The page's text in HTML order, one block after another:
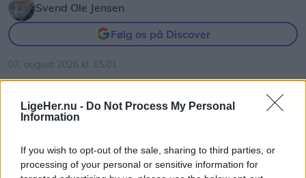
LigeHer.nu - Do Not Process My Personal
Information
If you wish to opt-out of the sale, sharing to third parties, or
processing of your personal or sensitive information for
Svend Ole Jensen
Følg os på Discover
07. august 2026 kl. 15.01
NØRHALNE: Eventmager Stefan Pedersens
indsamling til fordel for Legeheltene gav 58.000
kroner.
Det viser opgørelsen over indsamlingsweekenden